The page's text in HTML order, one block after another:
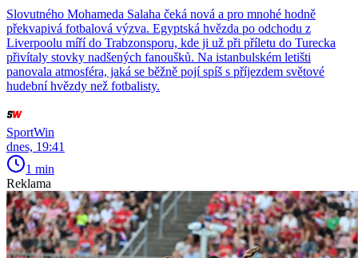
Slovutného Mohameda Salaha čeká nová a pro mnohé hodně
překvapivá fotbalová výzva. Egyptská hvězda po odchodu z
Liverpoolu míří do Trabzonsporu, kde ji už při příletu do Turecka
přivítaly stovky nadšených fanoušků. Na istanbulském letišti
panovala atmosféra, jaká se běžně pojí spíš s příjezdem světové
hudební hvězdy než fotbalisty.
SportWin
dnes, 19:41
1 min
Reklama